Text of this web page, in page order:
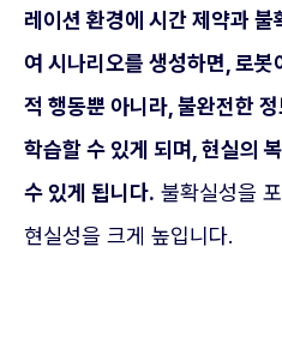
레이션 환경에 시간 제약과
여 시나리오를 생성하면, 로봇
적 행동뿐 아니라, 불완전한
학습할 수 있게 되며, 현실의
수 있게 됩니다. 불확실성을
현실성을 크게 높입니다.